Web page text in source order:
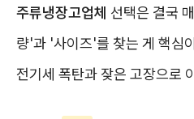
주류냉장고업체 선택은 결국
량'과 '사이즈'를 찾는 게 핵심
전기세 폭탄과 잦은 고장으로